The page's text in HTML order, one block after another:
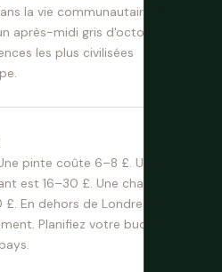
la vie communautaire. Un
après-midi gris d'octobre
les plus civilisées
pinte coûte 6–8 £. Un plat
est 16–30 £. Une chambre
En dehors de Londres, les
Planifiez votre budget